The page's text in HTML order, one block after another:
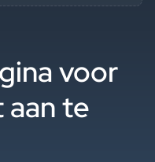
voor
aan te